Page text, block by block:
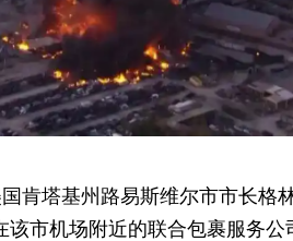
肯塔基州路易斯维尔市市长格
该市机场附近的联合包裹服务公